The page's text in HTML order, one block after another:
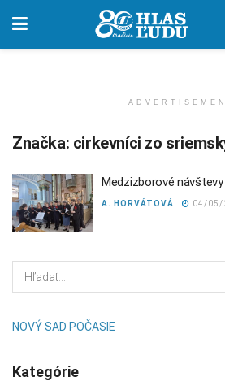
Značka: cirkevníci zo
Medzizborové
A. HORVÁTOVÁ 04/05/
NOVÝ SAD POČASIE
Kategórie